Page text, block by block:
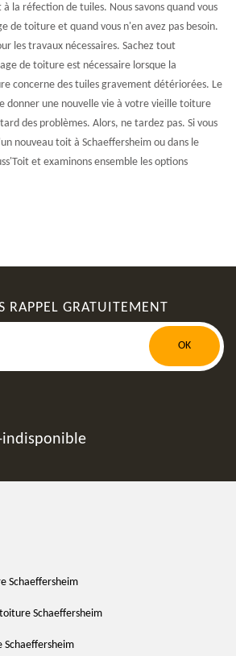
la réfection de tuiles. Nous savons quand vous
de toiture et quand vous n'en avez pas besoin.
les travaux nécessaires. Sachez tout
de toiture est nécessaire lorsque la
concerne des tuiles gravement détériorées. Le
donner une nouvelle vie à votre vieille toiture
des problèmes. Alors, ne tardez pas. Si vous
nouveau toit à Schaeffersheim ou dans le
et examinons ensemble les options
RAPPEL GRATUITEMENT
indisponible
Schaeffersheim
Schaeffersheim
Schaeffersheim